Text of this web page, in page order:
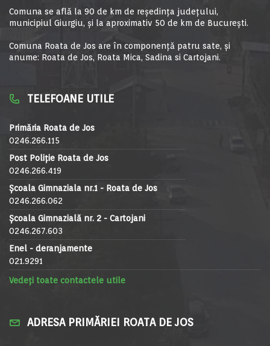
Comuna se află la 90 de km de reşedinţa judeţului,
municipiul Giurgiu, şi la aproximativ 50 de km de Bucureşti.
Comuna Roata de Jos are în componență patru sate, și
anume: Roata de Jos, Roata Mica, Sadina si Cartojani.
TELEFOANE UTILE
Primăria Roata de Jos
0246.266.115
Post Poliție Roata de Jos
0246.266.419
Școala Gimnaziala nr.1 - Roata de Jos
0246.266.062
Școala Gimnazială nr. 2 - Cartojani
0246.267.603
Enel - deranjamente
021.9291
Vedeți toate contactele utile
ADRESA PRIMĂRIEI ROATA DE JOS